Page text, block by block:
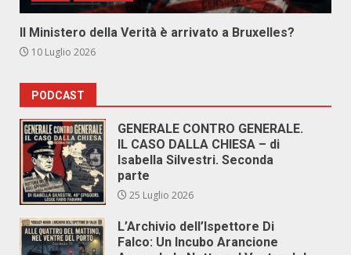
Il Ministero della Verità è arrivato a Bruxelles?
10 Luglio 2026
PODCAST
GENERALE CONTRO GENERALE.
IL CASO DALLA CHIESA – di
Isabella Silvestri. Seconda
parte
25 Luglio 2026
L’Archivio dell’Ispettore Di
Falco: Un Incubo Arancione